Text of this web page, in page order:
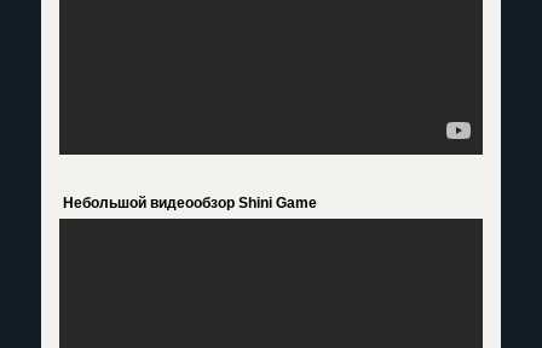
Небольшой видеообзор Shini Game